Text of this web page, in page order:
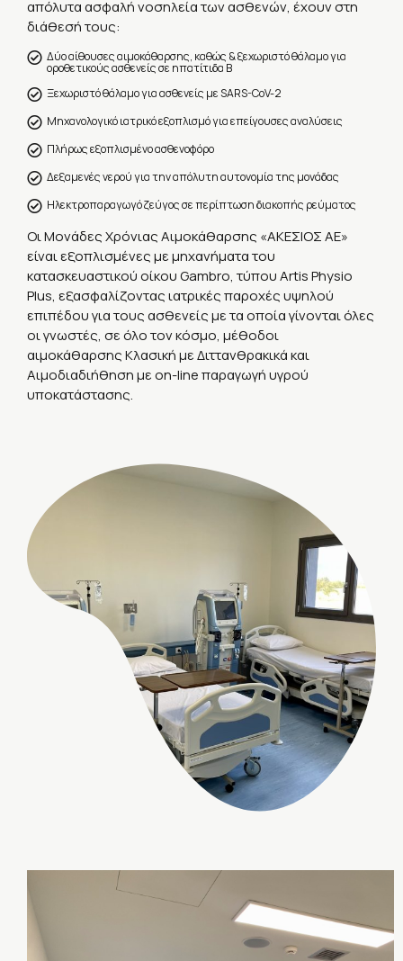
απόλυτα ασφαλή νοσηλεία των ασθενών, έχουν στη
διάθεσή τους:
Δύο αίθουσες αιμοκάθαρσης, καθώς & ξεχωριστό θάλαμο για
οροθετικούς ασθενείς σε ηπατίτιδα Β
Ξεχωριστό θάλαμο για ασθενείς με SARS-CoV-2
Μηχανολογικό ιατρικό εξοπλισμό για επείγουσες αναλύσεις
Πλήρως εξοπλισμένο ασθενοφόρο
Δεξαμενές νερού για την απόλυτη αυτονομία της μονάδας
Ηλεκτροπαραγωγό ζεύγος σε περίπτωση διακοπής ρεύματος
Οι Μονάδες Χρόνιας Αιμοκάθαρσης «ΑΚΕΣΙΟΣ ΑΕ»
είναι εξοπλισμένες με μηχανήματα του
κατασκευαστικού οίκου Gambro, τύπου Artis Physio
Plus, εξασφαλίζοντας ιατρικές παροχές υψηλού
επιπέδου για τους ασθενείς με τα οποία γίνονται όλες
οι γνωστές, σε όλο τον κόσμο, μέθοδοι
αιμοκάθαρσης Κλασική με Διττανθρακικά και
Aιμοδιαδιήθηση με on-line παραγωγή υγρού
υποκατάστασης.